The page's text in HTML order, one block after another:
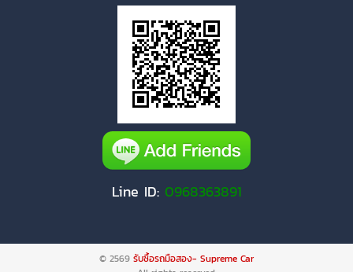
Line ID: 0968363891
© 2569 รับซื้อรถมือสอง- Supreme Car